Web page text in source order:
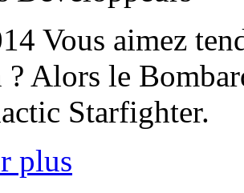
Vous aimez
? Alors le
Starfighter.
plus